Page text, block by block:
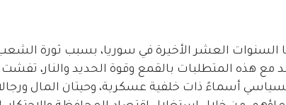
السنوات العشر الأخيرة في سوريا، بسبب ثورة الشعب
مع هذه المتطلبات بالقمع وقوة الحديد والنار، تفشت
أسماءً ذات خلفية عسكرية، وحيتان المال